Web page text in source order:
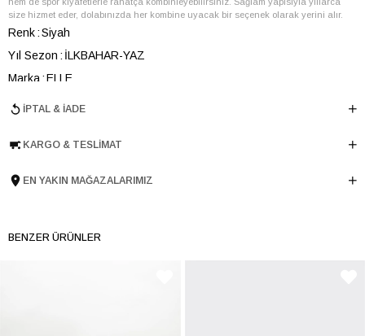
size hizmet eder, dolabınızda her kombine uyacak bir seçenek olarak yerini alır.
Renk Siyah
Yıl Sezon
İLKBAHAR-YAZ
Marka ELLE
Cinsiyet
ERKEK
Astar Malzemesi Tekstil
Taban Yüksekliği
İPTAL & İADE
KARGO & TESLIMAT
EN YAKIN MAĞAZALARIMIZ
BENZER ÜRÜNLER